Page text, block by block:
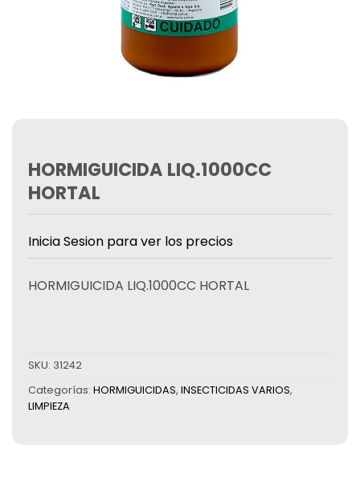
HORMIGUICIDA LIQ.1000CC
HORTAL
Inicia Sesion para ver los precios
HORMIGUICIDA LIQ.1000CC HORTAL
SKU: 31242
Categorías: HORMIGUICIDAS, INSECTICIDAS VARIOS,
LIMPIEZA